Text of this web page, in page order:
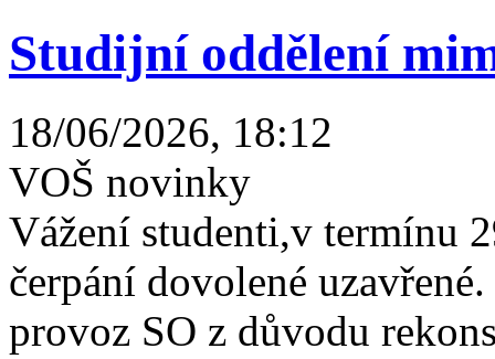
Studijní oddělení
18/06/2026, 18:12
VOŠ novinky
Vážení studenti,v termínu
čerpání dovolené
provoz SO z důvodu